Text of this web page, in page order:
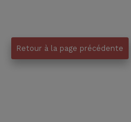
Retour à la page précédente